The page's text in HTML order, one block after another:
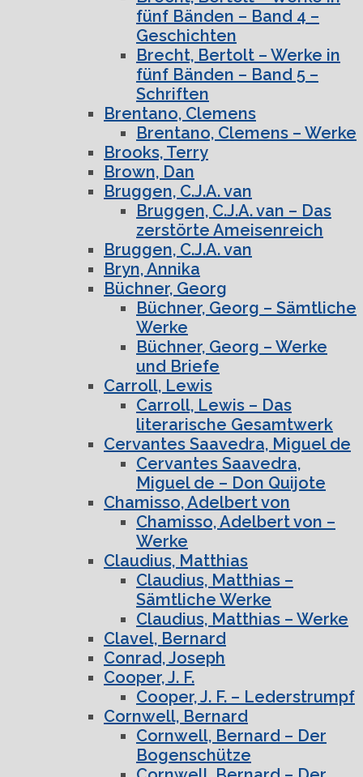
fünf Bänden – Band 4 –
Geschichten
Brecht, Bertolt – Werke in
fünf Bänden – Band 5 –
Schriften
Brentano, Clemens
Brentano, Clemens – Werke
Brooks, Terry
Brown, Dan
Bruggen, C.J.A. van
Bruggen, C.J.A. van – Das
zerstörte Ameisenreich
Bruggen, C.J.A. van
Bryn, Annika
Büchner, Georg
Büchner, Georg – Sämtliche
Werke
Büchner, Georg – Werke
und Briefe
Carroll, Lewis
Carroll, Lewis – Das
literarische Gesamtwerk
Cervantes Saavedra, Miguel de
Cervantes Saavedra,
Miguel de – Don Quijote
Chamisso, Adelbert von
Chamisso, Adelbert von –
Werke
Claudius, Matthias
Claudius, Matthias –
Sämtliche Werke
Claudius, Matthias – Werke
Clavel, Bernard
Conrad, Joseph
Cooper, J. F.
Cooper, J. F. – Lederstrumpf
Cornwell, Bernard
Cornwell, Bernard – Der
Bogenschütze